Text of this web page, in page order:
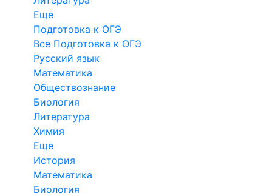
Еще
Подготовка к ОГЭ
Все Подготовка к ОГЭ
Русский язык
Математика
Обществознание
Биология
Литература
Химия
Еще
История
Математика
Биология